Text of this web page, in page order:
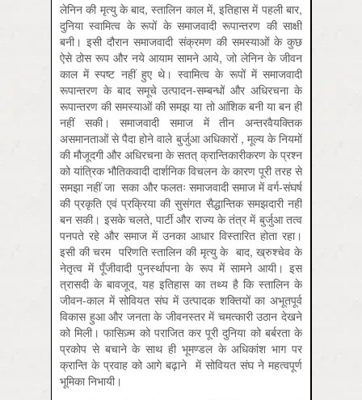
लेनिन की मृत्यु के बाद, स्तालिन काल में, इतिहास में पहली बार,
दुनिया स्वामित्व के रूपों के समाजवादी रूपान्तरण की साक्षी
बनी। इसी दौरान समाजवादी संक्रमण की समस्याओं के कुछ
ऐसे ठोस रूप और नये आयाम सामने आये, जो लेनिन के जीवन
काल में स्पष्ट नहीं हुए थे। स्वामित्व के रूपों में समाजवादी
रूपान्तरण के बाद समूचे उत्पादन-सम्बन्धों और अधिरचना के
रूपान्तरण की समस्याओं की समझ या तो आंशिक बनी या बन ही
नहीं सकी। समाजवादी समाज में तीन अन्तरवैयक्तिक
असमानताओं से पैदा होने वाले बुर्जुआ अधिकारों , मूल्य के नियमों
की मौजूदगी और अधिरचना के सतत् क्रान्तिकारीकरण के प्रश्न
को यांत्रिक भौतिकवादी दार्शनिक विचलन के कारण पूरी तरह से
समझा नहीं जा सका और फलतः समाजवादी समाज में वर्ग-संघर्ष
की प्रकृति एवं प्रक्रिया की सुसंगत सैद्धान्तिक समझदारी नहीं
बन सकी। इसके चलते, पार्टी और राज्य के तंत्र में बुर्जुआ तत्व
पनपते रहे और समाज में उनका आधार विस्तारित होता रहा।
इसी की चरम परिणति स्तालिन की मृत्यु के बाद, ख्रुश्चेव के
नेतृत्व में पूँजीवादी पुनर्स्थापना के रूप में सामने आयी। इस
त्रासदी के बावजूद, यह इतिहास का तथ्य है कि स्तालिन के
जीवन-काल में सोवियत संघ में उत्पादक शक्तियों का अभूतपूर्व
विकास हुआ और जनता के जीवनस्तर में चमत्कारी उठान देखने
को मिली। फासिज़्म को पराजित कर पूरी दुनिया को बर्बरता के
प्रकोप से बचाने के साथ ही भूमण्डल के अधिकांश भाग पर
क्रान्ति के प्रवाह को आगे बढ़ाने में सोवियत संघ ने महत्वपूर्ण
भूमिका निभायी।